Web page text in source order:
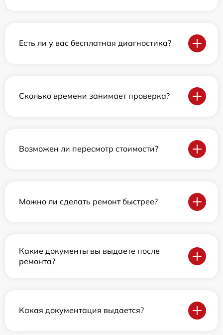
Есть ли у вас бесплатная диагностика?
Сколько времени занимает проверка?
Возможен ли пересмотр стоимости?
Можно ли сделать ремонт быстрее?
Какие документы вы выдаете после
ремонта?
Какая документация выдается?